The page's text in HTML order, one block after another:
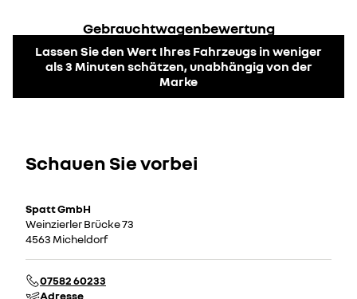
Gebrauchtwagenbewertung
Lassen Sie den Wert Ihres Fahrzeugs in weniger
als 3 Minuten schätzen, unabhängig von der
Marke
Schauen Sie vorbei
Spatt GmbH
Weinzierler Brücke 73
4563 Micheldorf
07582 60233
Adresse